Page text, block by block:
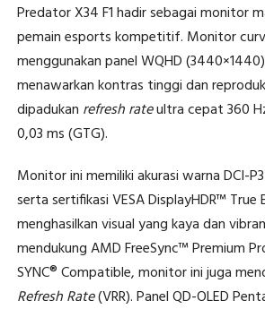
Predator X34 F1 hadir sebagai monitor
pemain esports kompetitif. Monitor
menggunakan panel WQHD
menawarkan kontras tinggi dan
dipadukan refresh rateultra cepat 360
0,03 ms (GTG).
Monitor ini memiliki akurasi warna DCI-
serta sertifikasi VESA DisplayHDR™
menghasilkan visual yang kaya dan
mendukung AMD FreeSync™ Premium
SYNC® Compatible, monitor ini juga
Refresh Rate(VRR). Panel QD-OLED